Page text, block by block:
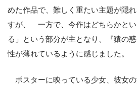
めた作品で、難しく重たい主題が隠
すが、 一方で、今作はどちらかと
る」という部分が主となり、『猿の
性が薄れているように感じました。
ポスターに映っている少女、彼女